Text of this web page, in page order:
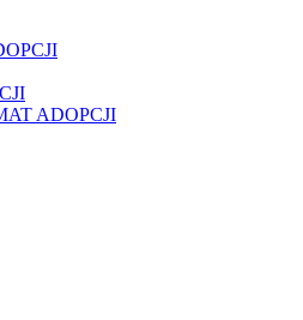
ADOPCJI